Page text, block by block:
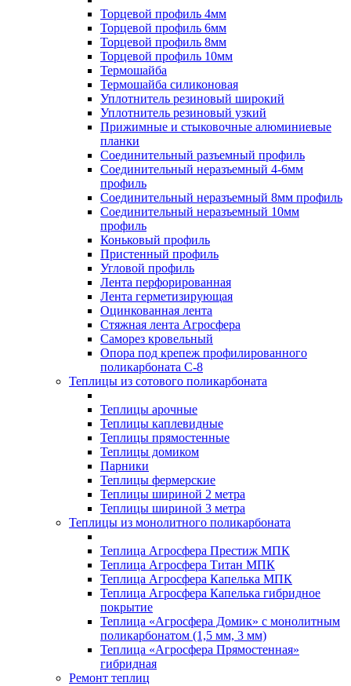
Торцевой профиль 4мм
Торцевой профиль 6мм
Торцевой профиль 8мм
Торцевой профиль 10мм
Термошайба
Термошайба силиконовая
Уплотнитель резиновый широкий
Уплотнитель резиновый узкий
Прижимные и стыковочные алюминиевые
планки
Соединительный разъемный профиль
Соединительный неразъемный 4-6мм
профиль
Соединительный неразъемный 8мм профиль
Соединительный неразъемный 10мм
профиль
Коньковый профиль
Пристенный профиль
Угловой профиль
Лента перфорированная
Лента герметизирующая
Оцинкованная лента
Стяжная лента Агросфера
Саморез кровельный
Опора под крепеж профилированного
поликарбоната С-8
Теплицы из сотового поликарбоната
Теплицы арочные
Теплицы каплевидные
Теплицы прямостенные
Теплицы домиком
Парники
Теплицы фермерские
Теплицы шириной 2 метра
Теплицы шириной 3 метра
Теплицы из монолитного поликарбоната
Теплица Агросфера Престиж МПК
Теплица Агросфера Титан МПК
Теплица Агросфера Капелька МПК
Теплица Агросфера Капелька гибридное
покрытие
Теплица «Агросфера Домик» с монолитным
поликарбонатом (1,5 мм, 3 мм)
Теплица «Агросфера Прямостенная»
гибридная
Ремонт теплиц